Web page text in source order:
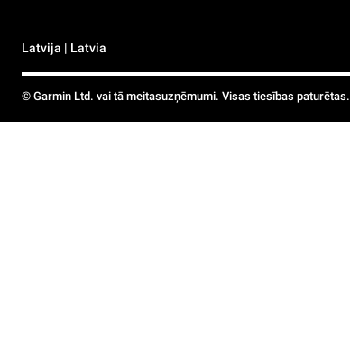
Latvija | Latvia
© Garmin Ltd. vai tā meitasuzņēmumi. Visas tiesības paturētas.